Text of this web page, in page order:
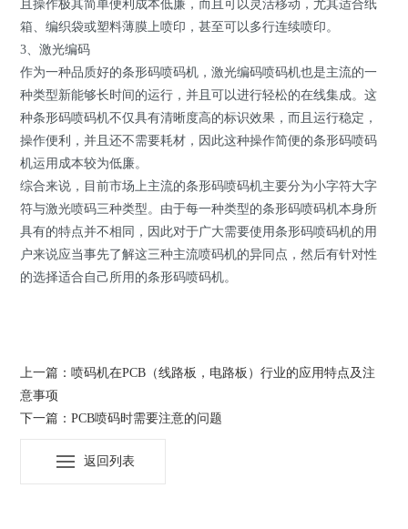
且操作极其简单便利成本低廉，而且可以灵活移动，尤其适合纸
箱、编织袋或塑料薄膜上喷印，甚至可以多行连续喷印。
3、激光编码
作为一种品质好的条形码喷码机，激光编码喷码机也是主流的一
种类型新能够长时间的运行，并且可以进行轻松的在线集成。这
种条形码喷码机不仅具有清晰度高的标识效果，而且运行稳定，
操作便利，并且还不需要耗材，因此这种操作简便的条形码喷码
机运用成本较为低廉。
综合来说，目前市场上主流的条形码喷码机主要分为小字符大字
符与激光喷码三种类型。由于每一种类型的条形码喷码机本身所
具有的特点并不相同，因此对于广大需要使用条形码喷码机的用
户来说应当事先了解这三种主流喷码机的异同点，然后有针对性
的选择适合自己所用的条形码喷码机。
上一篇：喷码机在PCB（线路板，电路板）行业的应用特点及注
意事项
下一篇：PCB喷码时需要注意的问题
返回列表